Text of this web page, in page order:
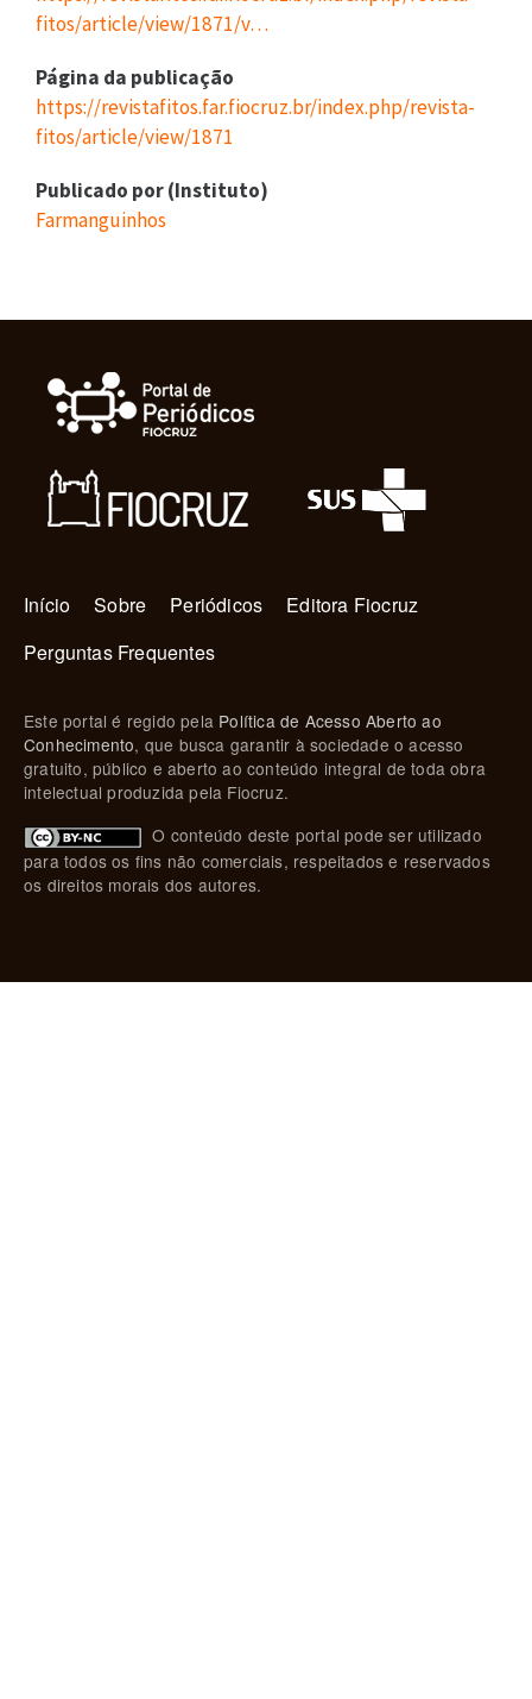
fitos/article/view/1871/v…
Página da publicação
https://revistafitos.far.fiocruz.br/index.php/revista-
fitos/article/view/1871
Publicado por (Instituto)
Farmanguinhos
Navegação principal
Início Sobre Periódicos
Editora Fiocruz
Perguntas Frequentes
Este portal é regido pela Política de Acesso Aberto ao
Conhecimento, que busca garantir à sociedade o acesso
gratuito, público e aberto ao conteúdo integral de toda obra
intelectual produzida pela Fiocruz.
O conteúdo deste portal pode ser utilizado
para todos os fins não comerciais, respeitados e reservados
os direitos morais dos autores.